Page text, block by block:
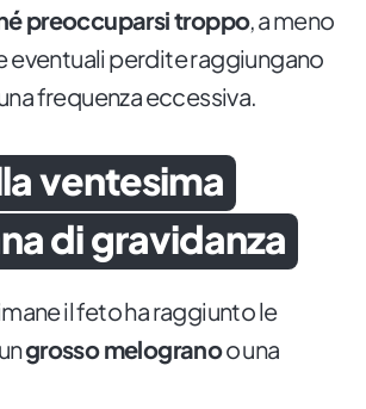
preoccuparsi troppo, a meno
eventuali perdite raggiungano
frequenza eccessiva.
ventesima
di gravidanza
il feto ha raggiunto le
grosso melogranoo una